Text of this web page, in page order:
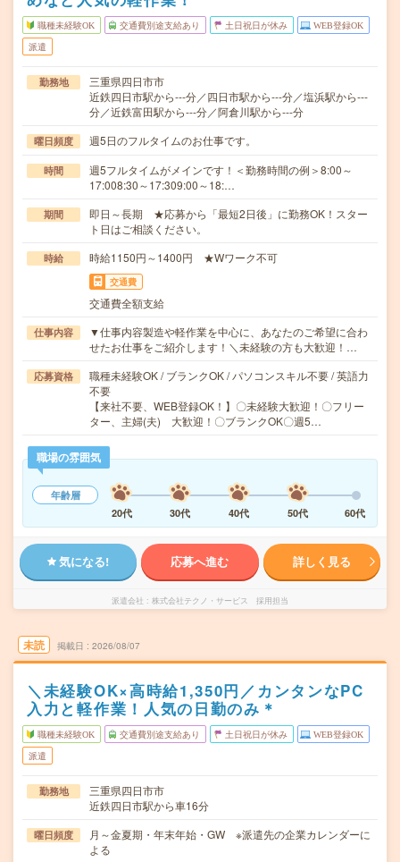
職種未経験OK 交通費別途支給あり 土日祝日が休み WEB登録OK
派遣
勤務地
三重県四日市市
近鉄四日市駅から---分／四日市駅から---分／塩浜駅から---
分／近鉄富田駅から---分／阿倉川駅から---分
曜日頻度 週5日のフルタイムのお仕事です。
時間
週5フルタイムがメインです！＜勤務時間の例＞8:00～
17:008:30～17:309:00～18:…
期間
即日～長期 ★応募から「最短2日後」に勤務OK！スター
ト日はご相談ください。
時給 時給1150円～1400円 ★Wワーク不可
交通費
交通費全額支給
仕事内容
▼仕事内容製造や軽作業を中心に、あなたのご希望に合わ
せたお仕事をご紹介します！＼未経験の方も大歓迎！…
応募資格
職種未経験OK / ブランクOK / パソコンスキル不要 / 英語力
不要
【来社不要、WEB登録OK！】〇未経験大歓迎！〇フリー
ター、主婦(夫) 大歓迎！〇ブランクOK〇週5…
職場の雰囲気
年齢層
20代
30代 40代 50代 60代
気になる! 応募へ進む 詳しく見る
派遣会社 株式会社テクノ・サービス 採用担当
未読 掲載日 2026/08/07
＼未経験OK×高時給1,350円／カンタンなPC
入力と軽作業！人気の日勤のみ＊
職種未経験OK 交通費別途支給あり 土日祝日が休み WEB登録OK
派遣
勤務地
三重県四日市市
近鉄四日市駅から車16分
曜日頻度
月～金夏期・年末年始・GW ※派遣先の企業カレンダーに
よる